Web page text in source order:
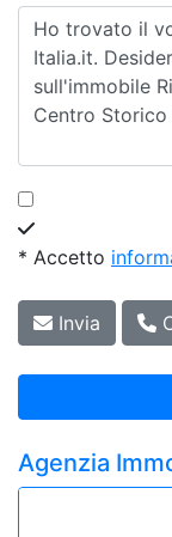
* Accetto
Invia
Agenzia